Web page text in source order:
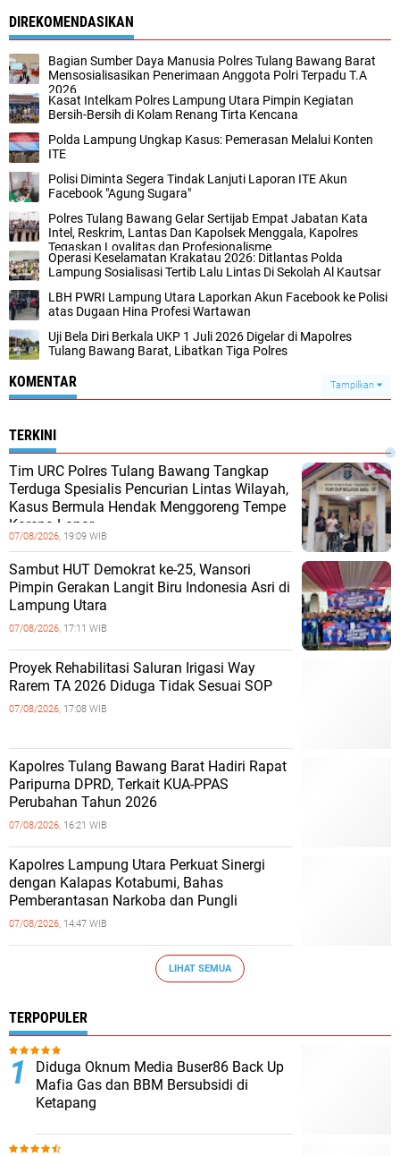
DIREKOMENDASIKAN
Bagian Sumber Daya Manusia Polres Tulang Bawang Barat
Mensosialisasikan Penerimaan Anggota Polri Terpadu T.A
2026
Kasat Intelkam Polres Lampung Utara Pimpin Kegiatan
Bersih-Bersih di Kolam Renang Tirta Kencana
Polda Lampung Ungkap Kasus: Pemerasan Melalui Konten
ITE
Polisi Diminta Segera Tindak Lanjuti Laporan ITE Akun
Facebook "Agung Sugara"
Polres Tulang Bawang Gelar Sertijab Empat Jabatan Kata
Intel, Reskrim, Lantas Dan Kapolsek Menggala, Kapolres
Tegaskan Loyalitas dan Profesionalisme
Operasi Keselamatan Krakatau 2026: Ditlantas Polda
Lampung Sosialisasi Tertib Lalu Lintas Di Sekolah Al Kautsar
LBH PWRI Lampung Utara Laporkan Akun Facebook ke Polisi
atas Dugaan Hina Profesi Wartawan
Uji Bela Diri Berkala UKP 1 Juli 2026 Digelar di Mapolres
Tulang Bawang Barat, Libatkan Tiga Polres
KOMENTAR Tampilkan
TERKINI
Tim URC Polres Tulang Bawang Tangkap
Terduga Spesialis Pencurian Lintas Wilayah,
Kasus Bermula Hendak Menggoreng Tempe
Karena Lapar
07/08/2026, 19:09 WIB
Sambut HUT Demokrat ke-25, Wansori
Pimpin Gerakan Langit Biru Indonesia Asri di
Lampung Utara
07/08/2026, 17:11 WIB
Proyek Rehabilitasi Saluran Irigasi Way
Rarem TA 2026 Diduga Tidak Sesuai SOP
07/08/2026, 17:08 WIB
Kapolres Tulang Bawang Barat Hadiri Rapat
Paripurna DPRD, Terkait KUA-PPAS
Perubahan Tahun 2026
07/08/2026, 16:21 WIB
Kapolres Lampung Utara Perkuat Sinergi
dengan Kalapas Kotabumi, Bahas
Pemberantasan Narkoba dan Pungli
07/08/2026, 14:47 WIB
LIHAT SEMUA
TERPOPULER
Diduga Oknum Media Buser86 Back Up
Mafia Gas dan BBM Bersubsidi di
Ketapang